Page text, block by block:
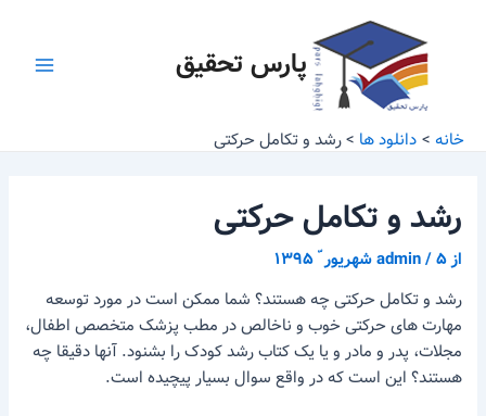
پارس تحقیق
خانه دانلود ها رشد و تکامل حرکتی
رشد و تکامل حرکتی
از admin/۵ شهریور ّ ۱۳۹۵
رشد و تکامل حرکتی چه هستند؟ شما ممکن است در مورد توسعه
مهارت های حرکتی خوب و ناخالص در مطب پزشک متخصص اطفال،
مجلات، پدر و مادر و یا یک کتاب رشد کودک را بشنود. آنها دقیقا چه
هستند؟ این است که در واقع سوال بسیار پیچیده است.